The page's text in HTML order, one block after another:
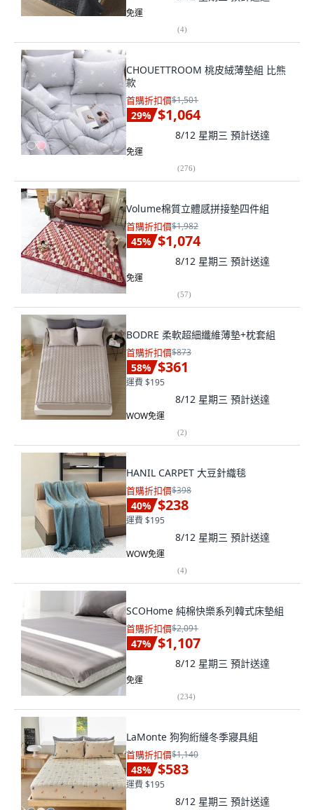
免運
(4)
CHOUETTROOM 桃皮絨薄墊組 比熊
款
首購折扣價$1,501
29% $1,064
8/12 星期三 預計送達
免運
(276)
Volume棉質立體感拼接墊四件組
首購折扣價$1,982
45% $1,074
8/12 星期三 預計送達
免運
(57)
BODRE 柔軟超細纖維薄墊+枕套組
首購折扣價$873
58% $361
運費 $195
8/12 星期三 預計送達
WOW免運
(2)
HANIL CARPET 大豆針織毯
首購折扣價$398
40% $238
運費 $195
8/12 星期三 預計送達
WOW免運
(4)
SCOHome 純棉快樂系列韓式床墊組
首購折扣價$2,091
47% $1,107
8/12 星期三 預計送達
免運
(234)
LaMonte 狗狗絎縫冬季寢具組
首購折扣價$1,140
48% $583
運費 $195
8/12 星期三 預計送達